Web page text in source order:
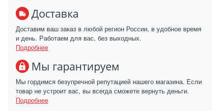
Доставка
Доставим ваш заказ в любой регион России, в удобное время
и день. Работаем для вас, без выходных.
Подробнее
Мы гарантируем
Мы гордимся безупречной репутацией нашего магазина. Если
товар не устроит вас, вы всегда сможете вернуть деньги.
Подробнее